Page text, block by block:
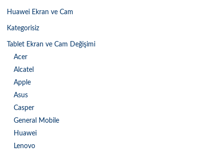
Huawei Ekran ve Cam
Kategorisiz
Tablet Ekran ve Cam Değişimi
Acer
Alcatel
Apple
Asus
Casper
General Mobile
Huawei
Lenovo